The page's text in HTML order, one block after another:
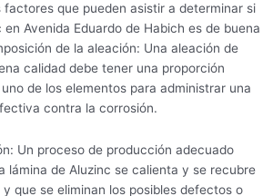
factores que pueden asistir a determinar si
en Avenida Eduardo de Habich es de buena
de la aleación: Una aleación de
calidad debe tener una proporción
de los elementos para administrar una
contra la corrosión.
Un proceso de producción adecuado
lámina de Aluzinc se calienta y se recubre
que se eliminan los posibles defectos o